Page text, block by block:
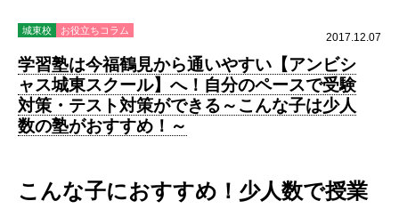
城東校 お役立ちコラム
2017.12.07
学習塾は今福鶴見から通いやすい【アンビシ
ャス城東スクール】へ！自分のペースで受験
対策・テスト対策ができる～こんな子は少人
数の塾がおすすめ！～
こんな子におすすめ！少人数で授業